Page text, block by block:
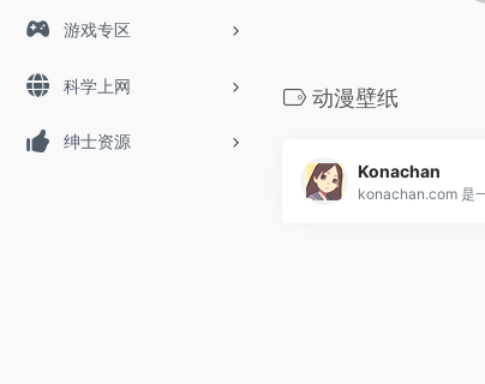
游戏专区
科学上网
绅士资源
动漫壁纸
Konachan